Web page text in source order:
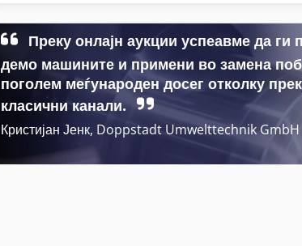
Case Ih 3230
Case Ih 3394
Case Ih 8920
Case Ih 8930
Преку онлајн аукции успеавме да ги
демо машините и примени во замена
поголем меѓународен досег отколку
класични канали.
Кристијан Јенк, Doppstadt Umwelttechnik GmbH